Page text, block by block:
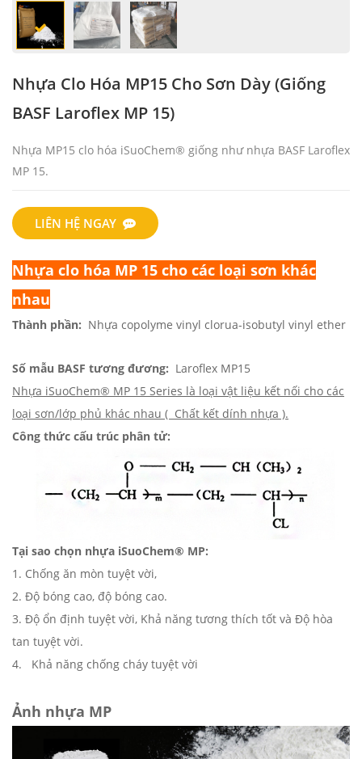
Nhựa Clo Hóa MP15 Cho Sơn Dày (giống
BASF Laroflex MP 15)
Nhựa MP15 clo hóa iSuoChem® giống như nhựa BASF Laroflex
MP 15.
LIÊN HỆ NGAY
Nhựa clo hóa MP 15 cho các loại sơn khác
nhau
Thành phần: Nhựa copolyme vinyl clorua-isobutyl vinyl ether
Số mẫu BASF tương đương: Laroflex MP15
Nhựa iSuoChem® MP 15 Series là loại vật liệu kết nối cho các
loại sơn/lớp phủ khác nhau ( Chất kết dính nhựa ).
Công thức cấu trúc phân tử:
Tại sao chọn nhựa iSuoChem® MP:
1. Chống ăn mòn tuyệt vời,
2. Độ bóng cao, độ bóng cao.
3. Độ ổn định tuyệt vời, Khả năng tương thích tốt và Độ hòa
tan tuyệt vời.
4.
Khả năng chống cháy tuyệt vời
Ảnh nhựa MP